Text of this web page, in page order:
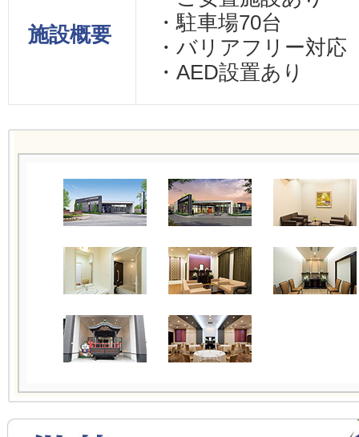
施設概要
・駐車場70台
・バリアフリー対応
・AED設置あり